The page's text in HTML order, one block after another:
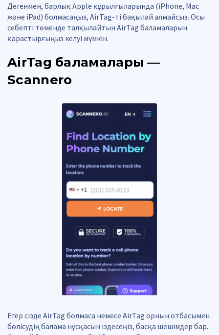
Дегенмен, барлық Apple құрылғыларында (iPhone, Mac
және iPad) болмасаңыз, AirTag-ті бақылай алмайсыз. Осы
себепті төменде талқылайтын AirTag баламаларын
қарастырғыңыз келуі мүмкін.
AirTag баламалары —
Scannero
Егер сізде AirTag болмаса немесе AirTag орнын отбасымен
бөлісудің балама нұсқасын іздесеңіз, басқа шешімдер бар.